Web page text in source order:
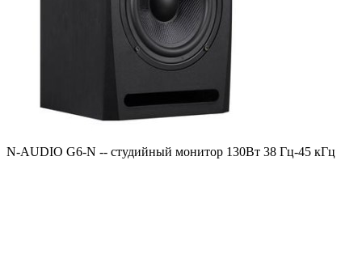
N-AUDIO G6-N -- студийный монитор 130Вт 38 Гц-45 кГц